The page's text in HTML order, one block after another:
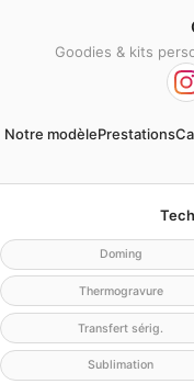
Goodies & kits
Notre modèlePrestations
Doming
Thermogravure
Transfert sérig.
Sublimation